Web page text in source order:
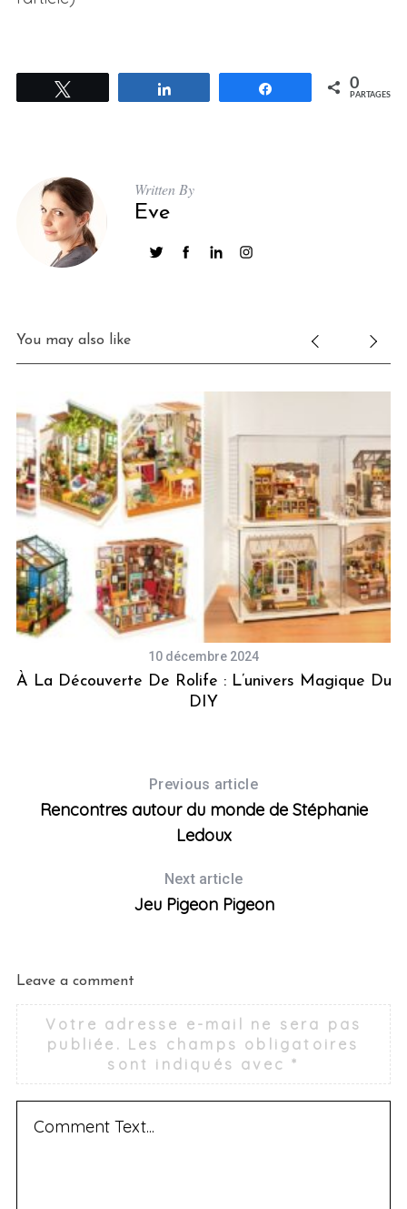
Partagez 0
PARTAGES
Written By
Eve
You may also like
10 décembre 2024
À La Découverte De Rolife : L’univers Magique Du
DIY
Previous article
Rencontres autour du monde de Stéphanie
Ledoux
Next article
Jeu Pigeon Pigeon
Leave a comment
Votre adresse e-mail ne sera pas
publiée. Les champs obligatoires
sont indiqués avec*